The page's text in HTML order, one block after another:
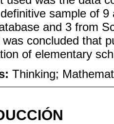
sample of
and 3 from
concluded that
of elementary
Thinking;